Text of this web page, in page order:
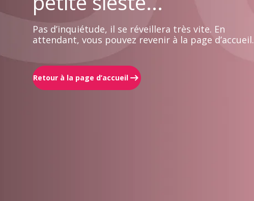
Pas d’inquiétude, il se réveillera très vite. En
attendant, vous pouvez revenir à la page d’accueil.
Retour à la page d’accueil